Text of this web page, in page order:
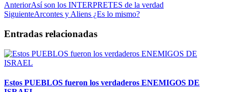
AnteriorAsí son los INTERPRETES de la verdad
SiguienteArcontes y Aliens ¿Es lo mismo?
Entradas relacionadas
Estos PUEBLOS fueron los verdaderos ENEMIGOS DE